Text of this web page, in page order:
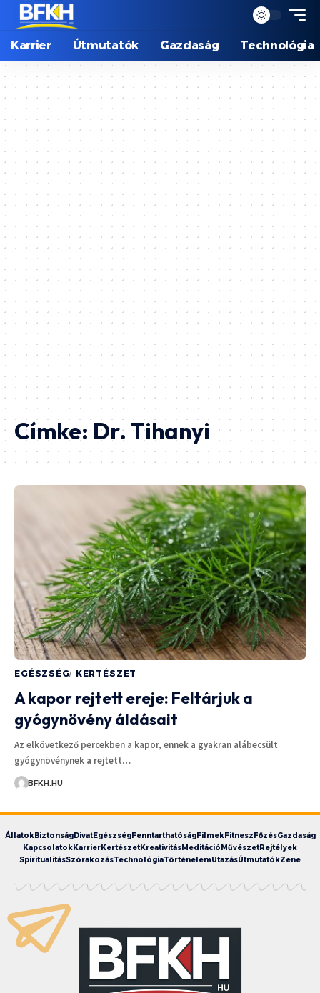
Karrier Útmutatók Gazdaság Technológia
Címke:Dr. Tihanyi
EGÉSZSÉG KERTÉSZET
A kapor rejtett ereje: Feltárjuk a
gyógynövény áldásait
Az elkövetkező percekben a kapor, ennek a gyakran alábecsült
gyógynövénynek a rejtett…
BFKH.HU
ÁllatokBiztonságDivatEgészségFenntarthatóságFilmekFitneszFőzésGazdaság
KapcsolatokKarrierKertészetKreativitásMeditációMűvészetRejtélyek
SpiritualitásSzórakozásTechnológiaTörténelemUtazásÚtmutatókZene